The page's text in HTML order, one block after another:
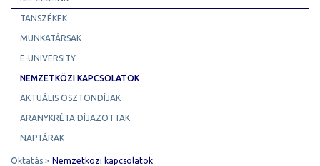
TANSZÉKEK
MUNKATÁRSAK
E-UNIVERSITY
NEMZETKÖZI KAPCSOLATOK
AKTUÁLIS ÖSZTÖNDÍJAK
ARANYKRÉTA DÍJAZOTTAK
NAPTÁRAK
Oktatás Nemzetközi kapcsolatok